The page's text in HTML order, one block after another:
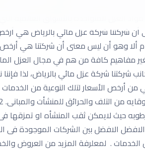
أن شركتنا شركة عزل مائي بالرياض هي
ألا وهو أن ليس معنى أن شركتنا هي
مفاهيم كافة من هم في مجال العزل
شركتنا شركة عزل مائي بالرياض، لذا
أرخص الأسعار لتلك النوعية من
حيث لايمكن ثقب المنشأه او
الافضل بين الشركات الموجودة فى